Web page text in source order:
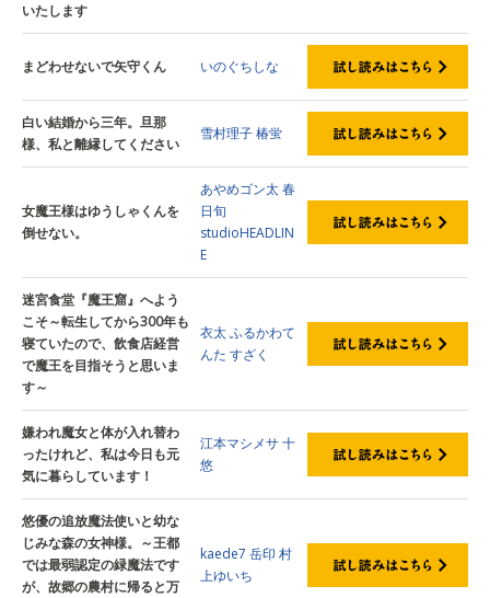
いたします
まどわせないで矢守くん いのぐちしな
白い結婚から三年。旦那
様、私と離縁してください
雪村理子椿蛍
女魔王様はゆうしゃくんを
倒せない。
あやめゴン太春
日旬
studioHEADLIN
E
迷宮食堂『魔王窟』へよう
こそ～転生してから300年も
寝ていたので、飲食店経営
で魔王を目指そうと思いま
す～
衣太ふるかわて
んた すざく
嫌われ魔女と体が入れ替わ
ったけれど、私は今日も元
気に暮らしています！
江本マシメサ十
悠
悠優の追放魔法使いと幼な
じみな森の女神様。～王都
では最弱認定の緑魔法です
が、故郷の農村に帰ると万
kaede7 岳印 村
上ゆいち